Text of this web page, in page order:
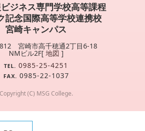
ジネス専門学校高等課程
記念国際高等学校連携校
宮崎キャンパス
宮崎市高千穂通2丁目6-18
NMビル2F[ 地図 ]
TEL. 0985-25-4251
FAX. 0985-22-1037
Copyright (C) MSG College.